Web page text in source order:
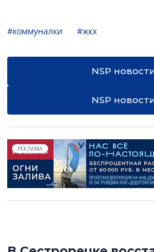
#коммуналки #жкх
NSP
NSP
РЕКЛАМА